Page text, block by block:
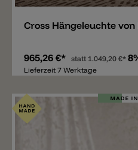
Cross Hängeleuchte von
965,26 €* statt 1.049,20 €*
Lieferzeit 7 Werktage